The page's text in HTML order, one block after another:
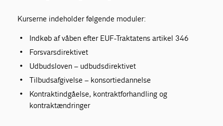
Kurserne indeholder følgende moduler:
Indkøb af våben efter EUF-Traktatens artikel 346
Forsvarsdirektivet
Udbudsloven – udbudsdirektivet
Tilbudsafgivelse – konsortiedannelse
Kontraktindgåelse, kontraktforhandling og
kontraktændringer